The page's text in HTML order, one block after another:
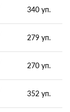
340 уп.
279 уп.
270 уп.
352 уп.